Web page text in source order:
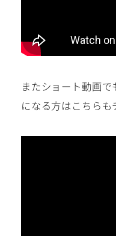
またショート動画
になる方はこちらも